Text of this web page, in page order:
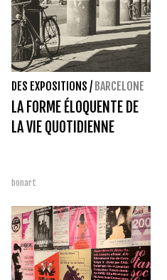
DES EXPOSITIONS / BARCELONE
LA FORME ÉLOQUENTE DE
LA VIE QUOTIDIENNE
bonart